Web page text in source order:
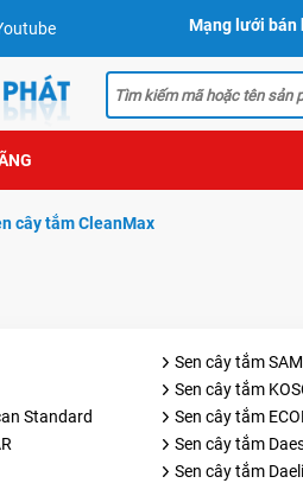
Mạng lưới bán
cây tắm CleanMax
Sen cây tắm
Sen cây tắm
Standard
Sen cây tắm
Sen cây tắm
Sen cây tắm